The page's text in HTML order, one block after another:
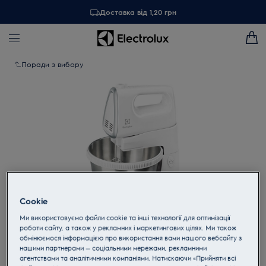
Доставка від 1,20 грн
Поради з вибору
Торкніться, щоб збільшити
Cookie
Ми використовуємо файли cookie та інші технології для оптимізації
роботи сайту, а також у рекламних і маркетингових цілях. Ми також
обмінюємося інформацією про використання вами нашого вебсайту з
нашими партнерами — соціальними мережами, рекламними
агентствами та аналітичними компаніями. Натискаючи «Прийняти всі